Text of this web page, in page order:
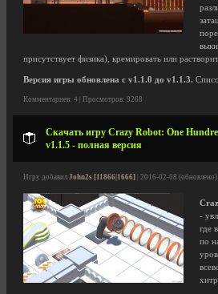
присутствует физика), кремировать или
Версия игры обновлена с v1.1.0 до v1.1.3.
Комментариев: 4 | Просмотров: 9268
Скачать игру Crazy Robot: One
v1.1.5 - полная версия
Игру добавил John2s [11866|1666] | 2016-02-08 (обновлено) |
-
где
по